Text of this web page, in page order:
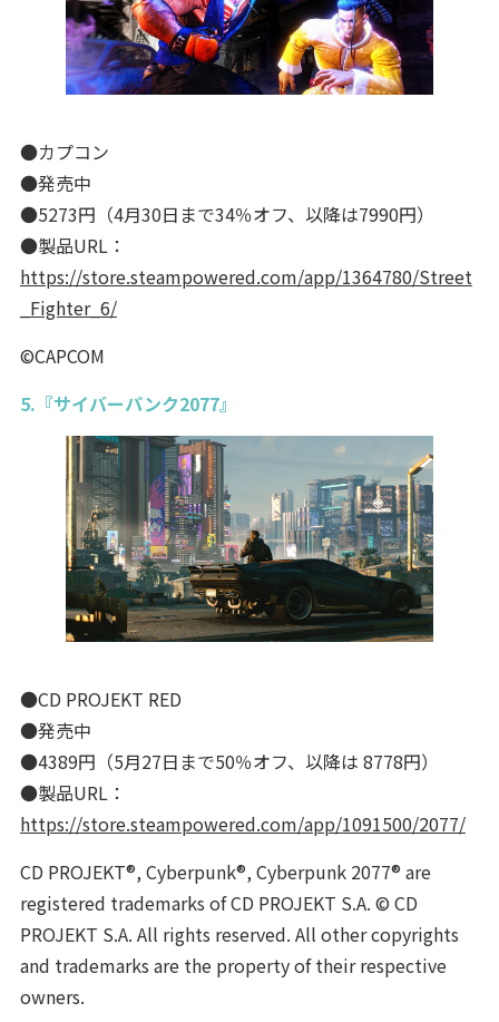
●カプコン
●発売中
●5273円（4月30日まで34％オフ、以降は7990円）
●製品URL：
https://store.steampowered.com/app/1364780/Street
_Fighter_6/
©CAPCOM
5.『サイバーパンク2077』
●CD PROJEKT RED
●発売中
●4389円（5月27日まで50％オフ、以降は 8778円）
●製品URL：
https://store.steampowered.com/app/1091500/2077/
CD PROJEKT®, Cyberpunk®, Cyberpunk 2077® are
registered trademarks of CD PROJEKT S.A. © CD
PROJEKT S.A. All rights reserved. All other copyrights
and trademarks are the property of their respective
owners.